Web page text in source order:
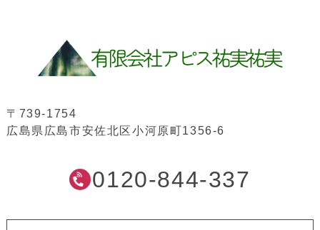
〒739-1754
広島県広島市安佐北区小河原町1356-6
0120-844-337